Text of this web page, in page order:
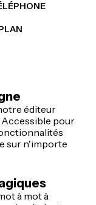
éditeur
Accessible pour
sur n'importe
à mot à